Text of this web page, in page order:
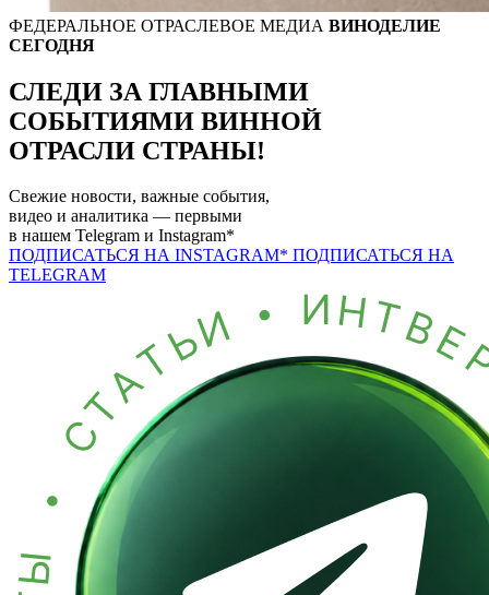
ФЕДЕРАЛЬНОЕ ОТРАСЛЕВОЕ МЕДИА ВИНОДЕЛИЕ
СЕГОДНЯ
СЛЕДИ ЗА ГЛАВНЫМИ
СОБЫТИЯМИ ВИННОЙ
ОТРАСЛИ СТРАНЫ!
Свежие новости, важные события,
видео и аналитика — первыми
в нашем Telegram и Instagram*
ПОДПИСАТЬСЯ НА INSTAGRAM* ПОДПИСАТЬСЯ НА
TELEGRAM